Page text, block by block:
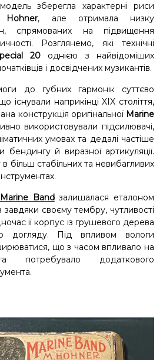
зберегла характерні риси
Hohner, але отримала низку
спрямованих на підвищення
Розглянемо, які технічні
20 однією з найвідоміших
і досвідчених музикантів.
до губних гармонік суттєво
існували наприкінці XIX століття,
конструкція оригінальної Marine
використовували підсилювачі,
умовах та дедалі частіше
бендингу й виразної артикуляції.
більш стабільних та невибагливих
Bandзалишалася еталоном
завдяки своєму тембру, чутливості
її корпус із грушевого дерева
догляду. Під впливом вологи
що з часом впливало на
додаткового